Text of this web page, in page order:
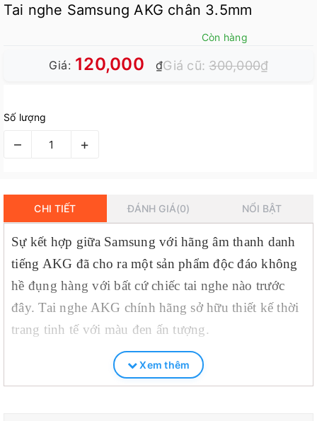
Tai nghe Samsung AKG chân 3.5mm
Còn hàng
Giá: 120,000 ₫Giá cũ:300,000₫
Số lượng
– +
CHI TIẾT ĐÁNH GIÁ(0) NỔI BẬT
Sự kết hợp giữa Samsung với hãng âm thanh danh
tiếng AKG đã cho ra một sản phẩm độc đáo không
hề đụng hàng với bất cứ chiếc tai nghe nào trước
đây. Tai nghe AKG chính hãng sở hữu thiết kế thời
trang tinh tế với màu đen ấn tượng.
Xem thêm